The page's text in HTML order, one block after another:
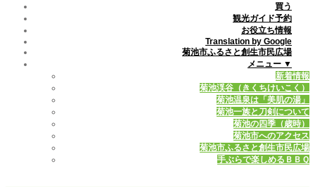
買う
観光ガイド予約
お役立ち情報
Translation by Google
菊池市ふるさと創生市民広場
メニュー ▼
新着情報
菊池渓谷（きくちけいこく）
菊池温泉は「美肌の湯」
菊池一族と刀剣について
菊池の四季（歳時）
菊池市へのアクセス
菊池市ふるさと創生市民広場
手ぶらで楽しめるＢＢＱ